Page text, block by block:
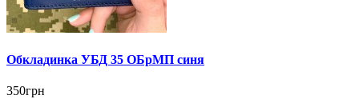
Обкладинка УБД 35 ОБрМП синя
350грн